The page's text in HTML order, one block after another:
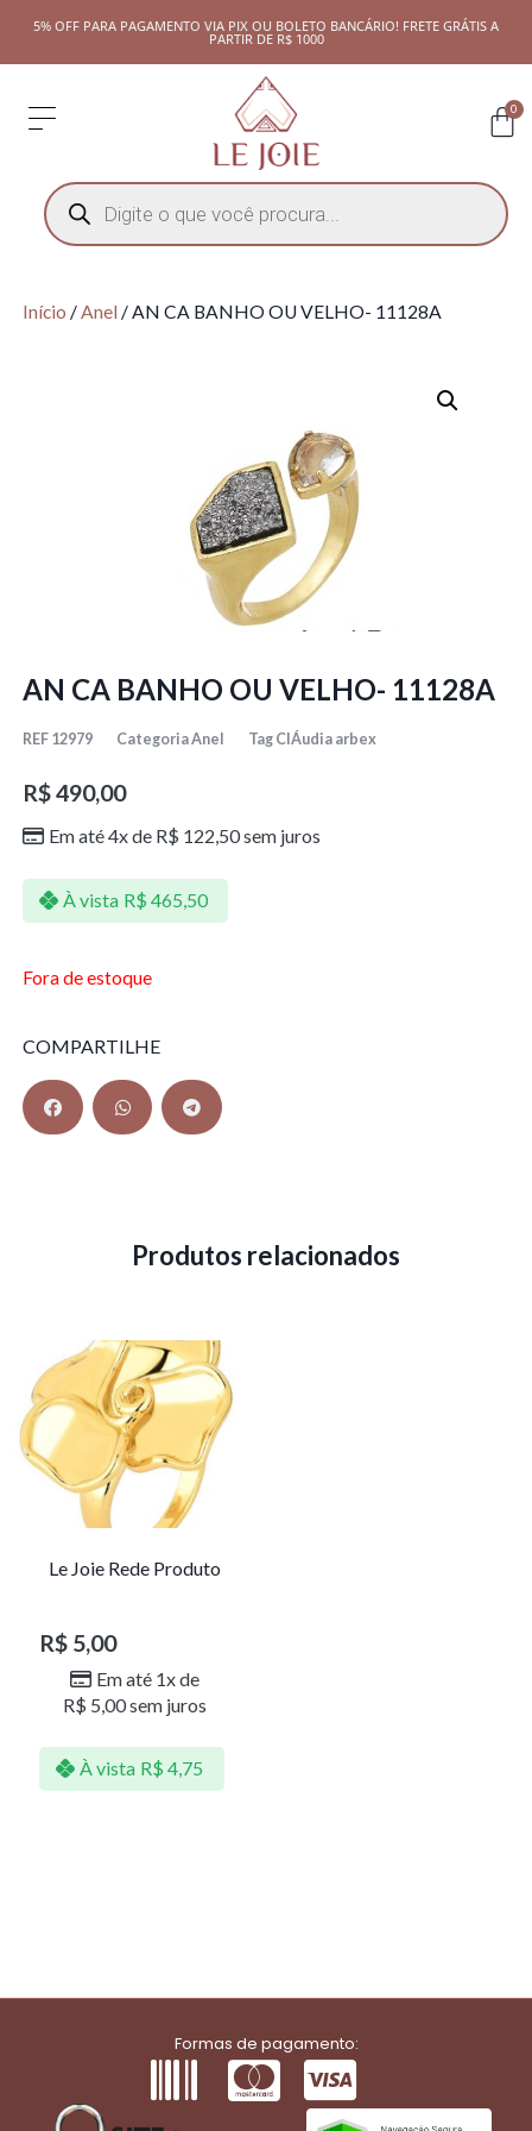
5% OFF PARA PAGAMENTO VIA PIX OU BOLETO BANCÁRIO! FRETE GRÁTIS A
PARTIR DE R$ 1000
0
Início /Anel / AN CA BANHO OU VELHO- 11128A
AN CA BANHO OU VELHO- 11128A
REF 12979 CategoriaAnel Tag ClÁudia arbex
R$490,00
Em até 4x de R$ 122,50sem juros
À vista R$ 465,50
Fora de estoque
COMPARTILHE
Produtos relacionados
Le Joie Rede Produto
R$ 5,00
Em até 1x de
R$ 5,00sem juros
À vista R$ 4,75
Formas de pagamento: